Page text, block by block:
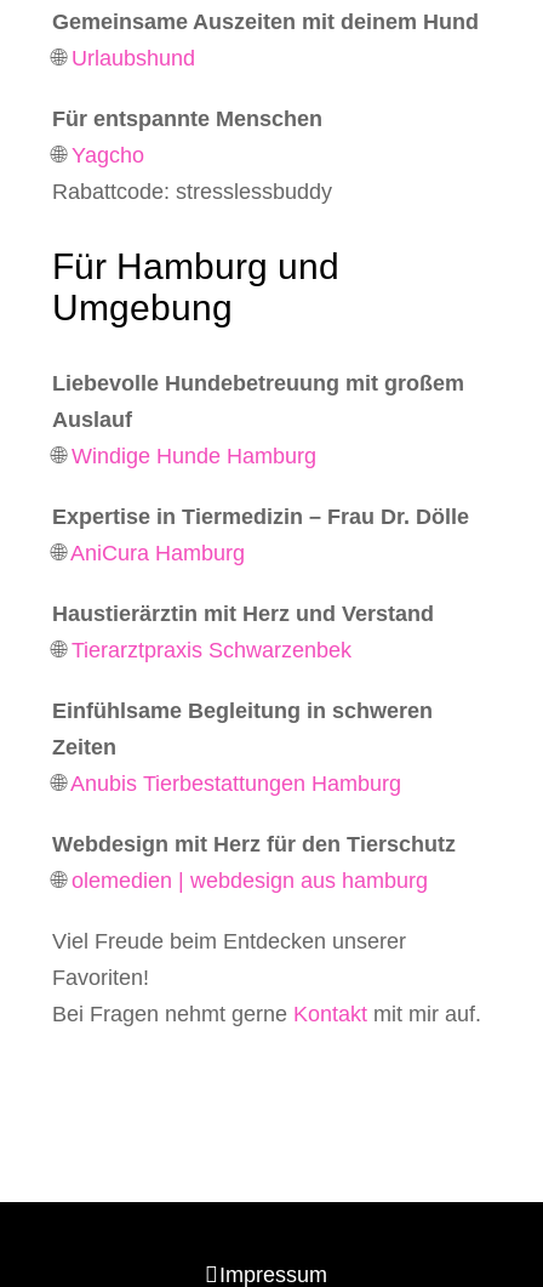
Gemeinsame Auszeiten mit deinem Hund
🌐 Urlaubshund
Für entspannte Menschen
🌐Yagcho
Rabattcode: stresslessbuddy
Für Hamburg und
Umgebung
Liebevolle Hundebetreuung mit großem
Auslauf
🌐Windige Hunde Hamburg
Expertise in Tiermedizin – Frau Dr. Dölle
🌐AniCura Hamburg
Haustierärztin mit Herz und Verstand
🌐Tierarztpraxis Schwarzenbek
Einfühlsame Begleitung in schweren
Zeiten
🌐Anubis Tierbestattungen Hamburg
Webdesign mit Herz für den Tierschutz
🌐olemedien | webdesign aus hamburg
Viel Freude beim Entdecken unserer
Favoriten!
Bei Fragen nehmt gerne Kontaktmit mir auf.
Impressum